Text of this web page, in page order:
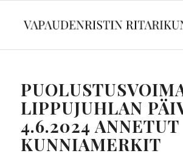
LIPPUJUHLAN
4.6.2024 ANNETUT
KUNNIAMERKIT